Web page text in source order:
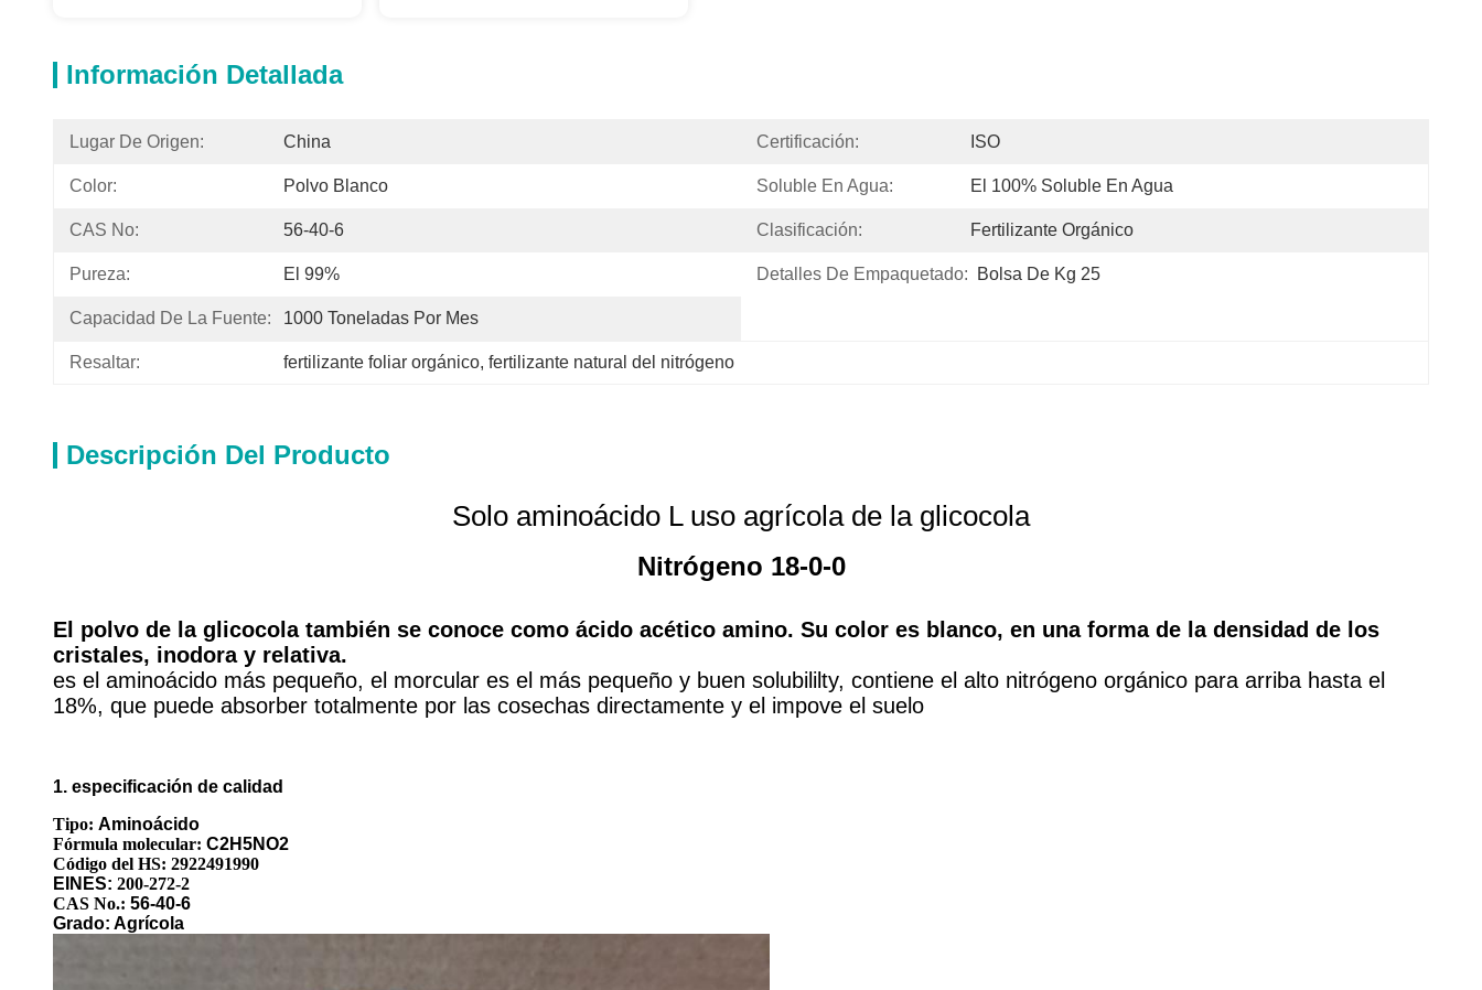
Información Detallada
Lugar De Origen: China Certificación: ISO
Color: Polvo Blanco Soluble En Agua: El 100% Soluble En Agua
CAS No: 56-40-6 Clasificación: Fertilizante Orgánico
Pureza: El 99% Detalles De Empaquetado: Bolsa De Kg 25
Capacidad De La Fuente: 1000 Toneladas Por Mes
Resaltar: fertilizante foliar orgánico, fertilizante natural del nitrógeno
Descripción Del Producto
Solo aminoácido L uso agrícola de la glicocola
Nitrógeno 18-0-0
El polvo de la glicocola también se conoce como ácido acético amino. Su color es blanco, en una forma de la densidad de los
cristales, inodora y relativa.
es el aminoácido más pequeño, el morcular es el más pequeño y buen solubililty, contiene el alto nitrógeno orgánico para arriba hasta el
18%, que puede absorber totalmente por las cosechas directamente y el impove el suelo
1. especificación de calidad
Tipo: Aminoácido
Fórmula molecular: C2H5NO2
Código del HS: 2922491990
EINES: 200-272-2
CAS No.: 56-40-6
Grado: Agrícola